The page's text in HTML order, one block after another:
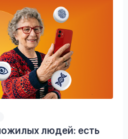
людей: есть